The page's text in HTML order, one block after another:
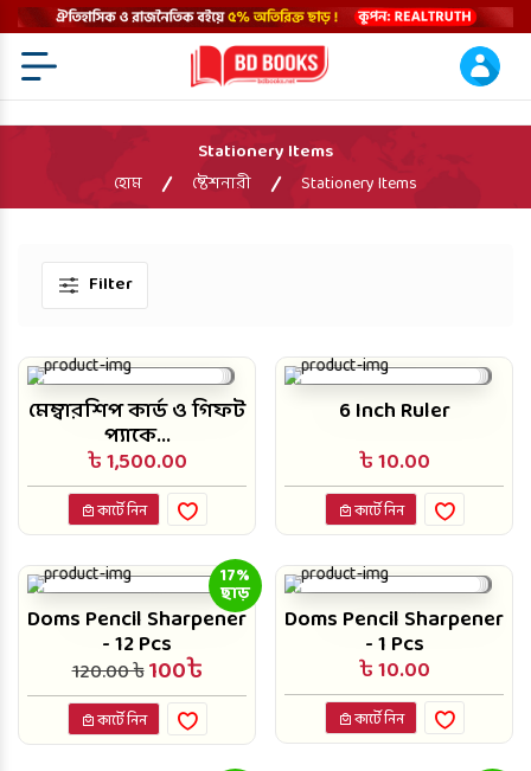
Stationery Items
হোম ষ্টেশনারী Stationery Items
Filter
মেম্বারশিপ কার্ড ও গিফট
প্যাকে...
৳ 1,500.00
কার্টে নিন
6 Inch Ruler
৳ 10.00
কার্টে নিন
17%
ছাড়
Doms Pencil Sharpener
- 12 Pcs
120.00 ৳100৳
কার্টে নিন
Doms Pencil Sharpener
- 1 Pcs
৳ 10.00
কার্টে নিন